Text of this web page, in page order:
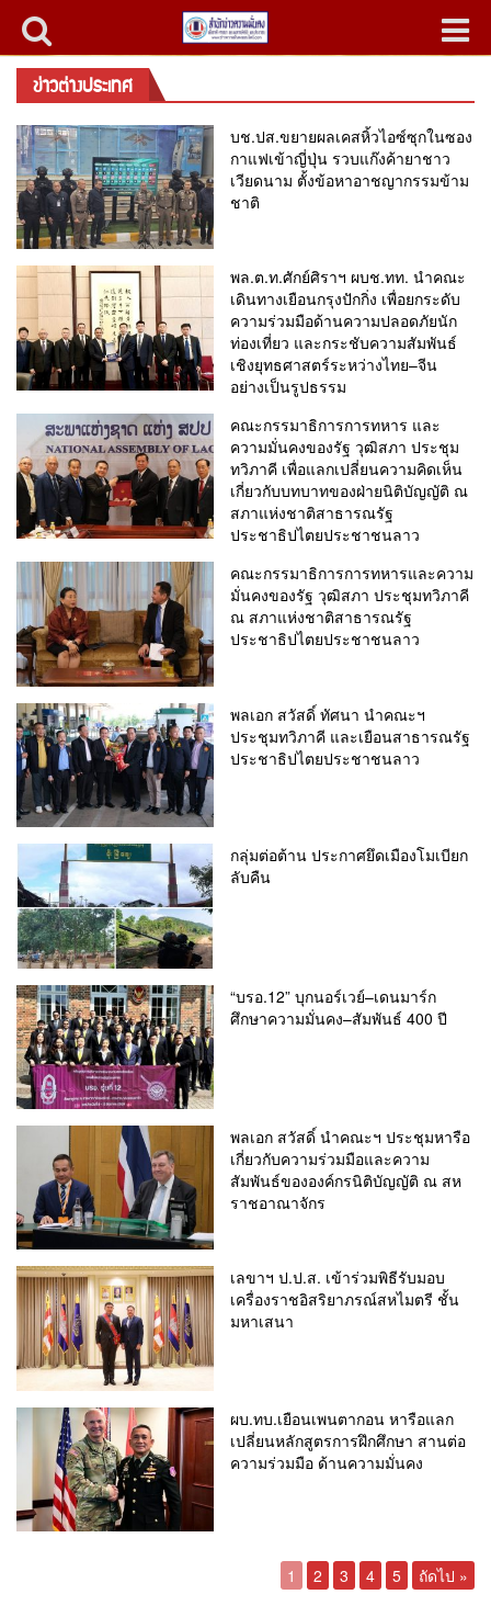
ข่าวต่างประเทศ
บช.ปส.ขยายผลเคสหิ้วไอซ์ซุกในซอง
กาแฟเข้าญี่ปุ่น รวบแก๊งค้ายาชาว
เวียดนาม ตั้งข้อหาอาชญากรรมข้าม
ชาติ
พล.ต.ท.ศักย์ศิราฯ ผบช.ทท. นำคณะ
เดินทางเยือนกรุงปักกิ่ง เพื่อยกระดับ
ความร่วมมือด้านความปลอดภัยนัก
ท่องเที่ยว และกระชับความสัมพันธ์
เชิงยุทธศาสตร์ระหว่างไทย–จีน
อย่างเป็นรูปธรรม
คณะกรรมาธิการการทหาร และ
ความมั่นคงของรัฐ วุฒิสภา ประชุม
ทวิภาคี เพื่อแลกเปลี่ยนความคิดเห็น
เกี่ยวกับบทบาทของฝ่ายนิติบัญญัติ ณ
สภาแห่งชาติสาธารณรัฐ
ประชาธิปไตยประชาชนลาว
คณะกรรมาธิการการทหารและความ
มั่นคงของรัฐ วุฒิสภา ประชุมทวิภาคี
ณ สภาแห่งชาติสาธารณรัฐ
ประชาธิปไตยประชาชนลาว
พลเอก สวัสดิ์ ทัศนา นำคณะฯ
ประชุมทวิภาคี และเยือนสาธารณรัฐ
ประชาธิปไตยประชาชนลาว
กลุ่มต่อต้าน ประกาศยึดเมืองโมเบียก
ลับคืน
“บรอ.12” บุกนอร์เวย์–เดนมาร์ก
ศึกษาความมั่นคง–สัมพันธ์ 400 ปี
พลเอก สวัสดิ์ นำคณะฯ ประชุมหารือ
เกี่ยวกับความร่วมมือและความ
สัมพันธ์ขององค์กรนิติบัญญัติ ณ สห
ราชอาณาจักร
เลขาฯ ป.ป.ส. เข้าร่วมพิธีรับมอบ
เครื่องราชอิสริยาภรณ์สหไมตรี ชั้น
มหาเสนา
ผบ.ทบ.เยือนเพนตากอน หารือแลก
เปลี่ยนหลักสูตรการฝึกศึกษา สานต่อ
ความร่วมมือ ด้านความมั่นคง
1 2 3 4 5 ถัดไป »